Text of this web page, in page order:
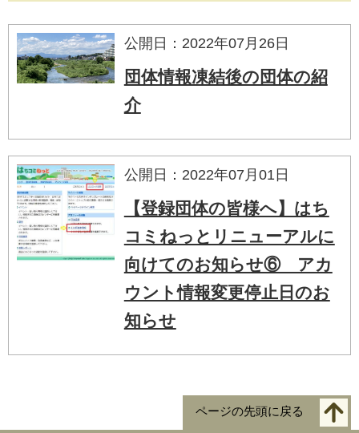
公開日：2022年07月26日
団体情報凍結後の団体の紹
介
公開日：2022年07月01日
【登録団体の皆様へ】はち
コミねっとリニューアルに
向けてのお知らせ⑥ アカ
ウント情報変更停止日のお
知らせ
ページの先頭に戻る